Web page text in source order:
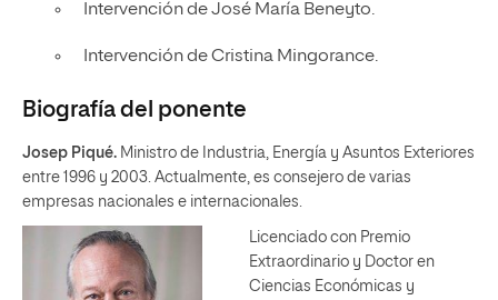
Intervención de José María Beneyto.
Intervención de Cristina Mingorance.
Biografía del ponente
Josep Piqué. Ministro de Industria, Energía y Asuntos Exteriores
entre 1996 y 2003. Actualmente, es consejero de varias
empresas nacionales e internacionales.
Licenciado con Premio
Extraordinario y Doctor en
Ciencias Económicas y